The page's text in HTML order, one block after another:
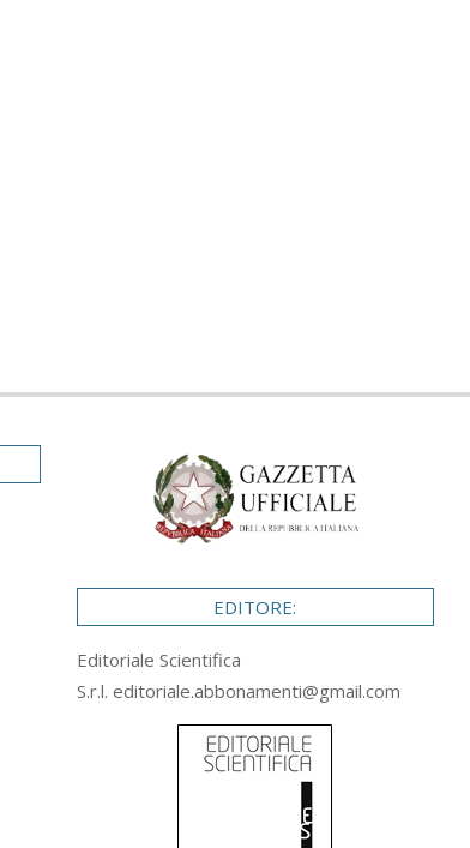
EDITORE:
Editoriale Scientifica
S.r.l. editoriale.abbonamenti@gmail.com